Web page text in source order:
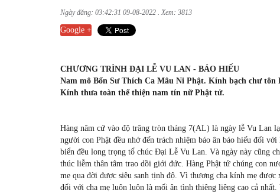
Ngày đăng: 03:42:31 09-08-2022 . Xem: 3813
Google +
CHƯƠNG TRÌNH ĐẠI LỄ VU LAN - BÁO HIẾU
Nam mô Bổn Sư Thích Ca Mâu Ni Phật. Kính bạch chư
Kính thưa toàn thể thiện nam tín nữ Phật tử.
Hàng năm cứ vào độ trăng tròn tháng 7(AL) là ngày lễ Vu Lan
người con Phật đều nhớ đến trách nhiệm báo ân báo hiếu đối
biển đều long trọng tổ chúc Đại Lễ Vu Lan. Và ngày này cũng
thúc liễm thân tâm trao dồi giới đức. Hàng Phật tử chúng con
mẹ qua đời được siêu sanh tịnh độ. Vì thương cha kính mẹ
đối với cha mẹ luôn luôn là mối ân tình thiêng liêng cao cả